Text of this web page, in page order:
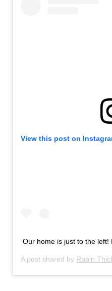
View this post on
Our home is just to the left!
A post shared by Robin